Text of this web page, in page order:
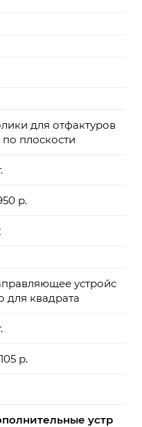
для отфактуров
по плоскости
р.
устройс
для квадрата
р.
устр